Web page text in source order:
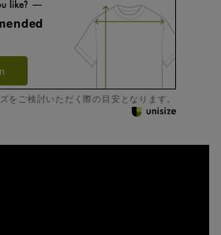
をご検討いただく際の目安となります。